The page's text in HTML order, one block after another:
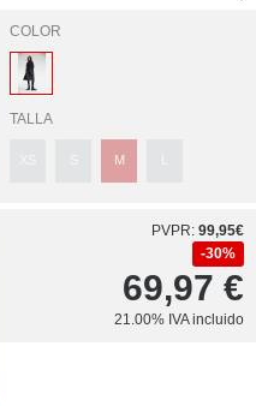
COLOR
TALLA
M
PVPR: 99,95€
30%
69,97 €
21.00% IVA incluido